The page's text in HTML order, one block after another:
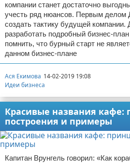
компании станет достаточно
учесть ряд нюансов. Первым делом
создать тактику будущей компании.
разработать подробный бизнес-
помнить, что бурный старт не
данном бизнес-плане
Ася Екимова 14-02-2019 19:08
Идеи бизнеса
Красивые названия кафе:
построения и примеры
Капитан Врунгель говорил: «Как